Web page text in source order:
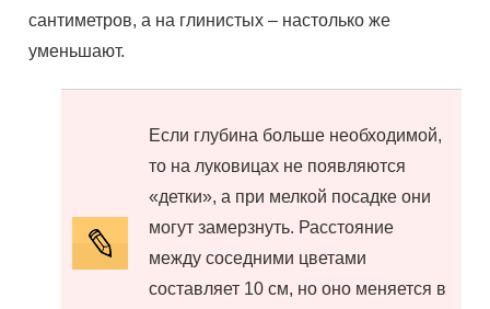
сантиметров, а на глинистых – настолько же
уменьшают.
Если глубина больше необходимой,
то на луковицах не появляются
«детки», а при мелкой посадке они
могут замерзнуть. Расстояние
между соседними цветами
составляет 10 см, но оно меняется в